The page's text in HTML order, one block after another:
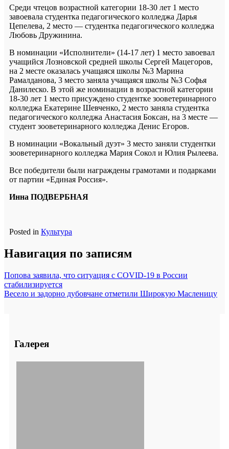
Среди чтецов возрастной категории 18-30 лет 1 место
завоевала студентка педагогического колледжа Дарья
Цепелева, 2 место — студентка педагогического колледжа
Любовь Дружинина.
В номинации «Исполнители» (14-17 лет) 1 место завоевал
учащийся Лозновской средней школы Сергей Мацегоров,
на 2 месте оказалась учащаяся школы №3 Марина
Рамалданова, 3 место заняла учащаяся школы №3 Софья
Данилеско. В этой же номинации в возрастной категории
18-30 лет 1 место присуждено студентке зооветеринарного
колледжа Екатерине Шевченко, 2 место заняла студентка
педагогического колледжа Анастасия Боксан, на 3 месте —
студент зооветеринарного колледжа Денис Егоров.
В номинации «Вокальный дуэт» 3 место заняли студентки
зооветеринарного колледжа Мария Сокол и Юлия Рылеева.
Все победители были награждены грамотами и подарками
от партии «Единая Россия».
Инна ПОДВЕРБНАЯ
Posted in Культура
Навигация по записям
Попова заявила, что ситуация с COVID-19 в России
стабилизируется
Весело и задорно дубовчане отметили Широкую Масленицу
Галерея